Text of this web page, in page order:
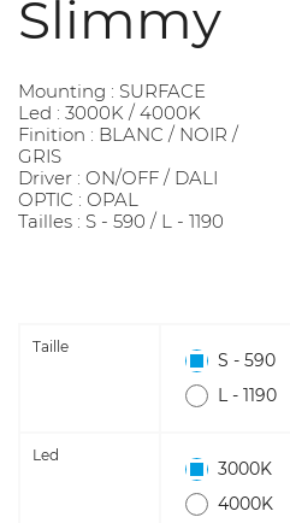
Slimmy
Mounting : SURFACE
Led : 3000K / 4000K
Finition : BLANC / NOIR /
GRIS
Driver : ON/OFF / DALI
OPTIC : OPAL
Tailles : S - 590 / L - 1190
Taille
S - 590
L - 1190
Led
3000K
4000K